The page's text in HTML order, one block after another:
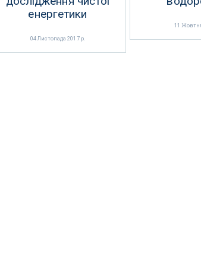
енергетики
04 Листопада 2017 р.
11